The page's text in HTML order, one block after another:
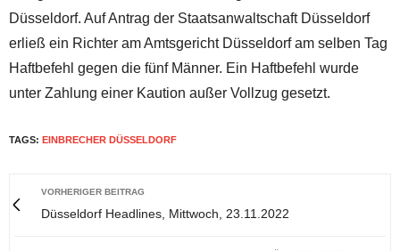
Düsseldorf. Auf Antrag der Staatsanwaltschaft Düsseldorf
erließ ein Richter am Amtsgericht Düsseldorf am selben Tag
Haftbefehl gegen die fünf Männer. Ein Haftbefehl wurde
unter Zahlung einer Kaution außer Vollzug gesetzt.
TAGS: EINBRECHER DÜSSELDORF
VORHERIGER BEITRAG
Düsseldorf Headlines, Mittwoch, 23.11.2022